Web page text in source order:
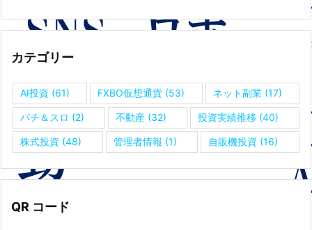
カテゴリー
AI投資 (61) FXBO仮想通貨 (53) ネット副業(17)
パチ＆スロ (2) 不動産 (32) 投資実績推移 (40)
株式投資 (48) 管理者情報 (1) 自販機投資 (16)
QR コード